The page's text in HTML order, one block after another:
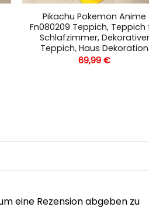
Pikachu Pokemon Anime
Fn080209 Teppich, Teppich
Schlafzimmer, Dekorativer
Teppich, Haus Dekoration
69,99€
eine Rezension abgeben zu